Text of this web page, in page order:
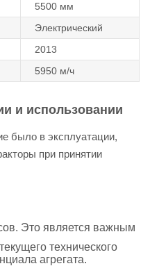
5500 мм
Электрический
2013
5950 м/ч
и использовании
было в эксплуатации,
при принятии
Это является важным
технического
агрегата.